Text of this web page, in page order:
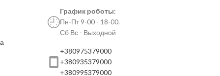
График роботы:
Пн-Пт 9-00 - 18-00.
Сб Вс - Выходной
+380975379000
+380935379000
+380995379000